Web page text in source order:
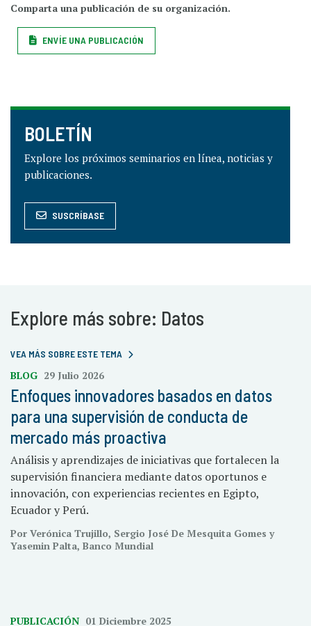
Comparta una publicación de su organización.
ENVÍE UNA PUBLICACIÓN
BOLETÍN
Explore los próximos seminarios en línea, noticias y
publicaciones.
SUSCRÍBASE
Explore más sobre: Datos
VEA MÁS SOBRE ESTE TEMA
BLOG 29 Julio 2026
Enfoques innovadores basados en datos
para una supervisión de conducta de
mercado más proactiva
Análisis y aprendizajes de iniciativas que fortalecen la
supervisión financiera mediante datos oportunos e
innovación, con experiencias recientes en Egipto,
Ecuador y Perú.
Por Verónica Trujillo, Sergio José De Mesquita Gomes y
Yasemin Palta, Banco Mundial
PUBLICACIÓN 01 Diciembre 2025